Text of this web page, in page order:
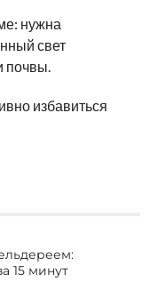
нужна
свет
почвы.
избавиться
15 минут